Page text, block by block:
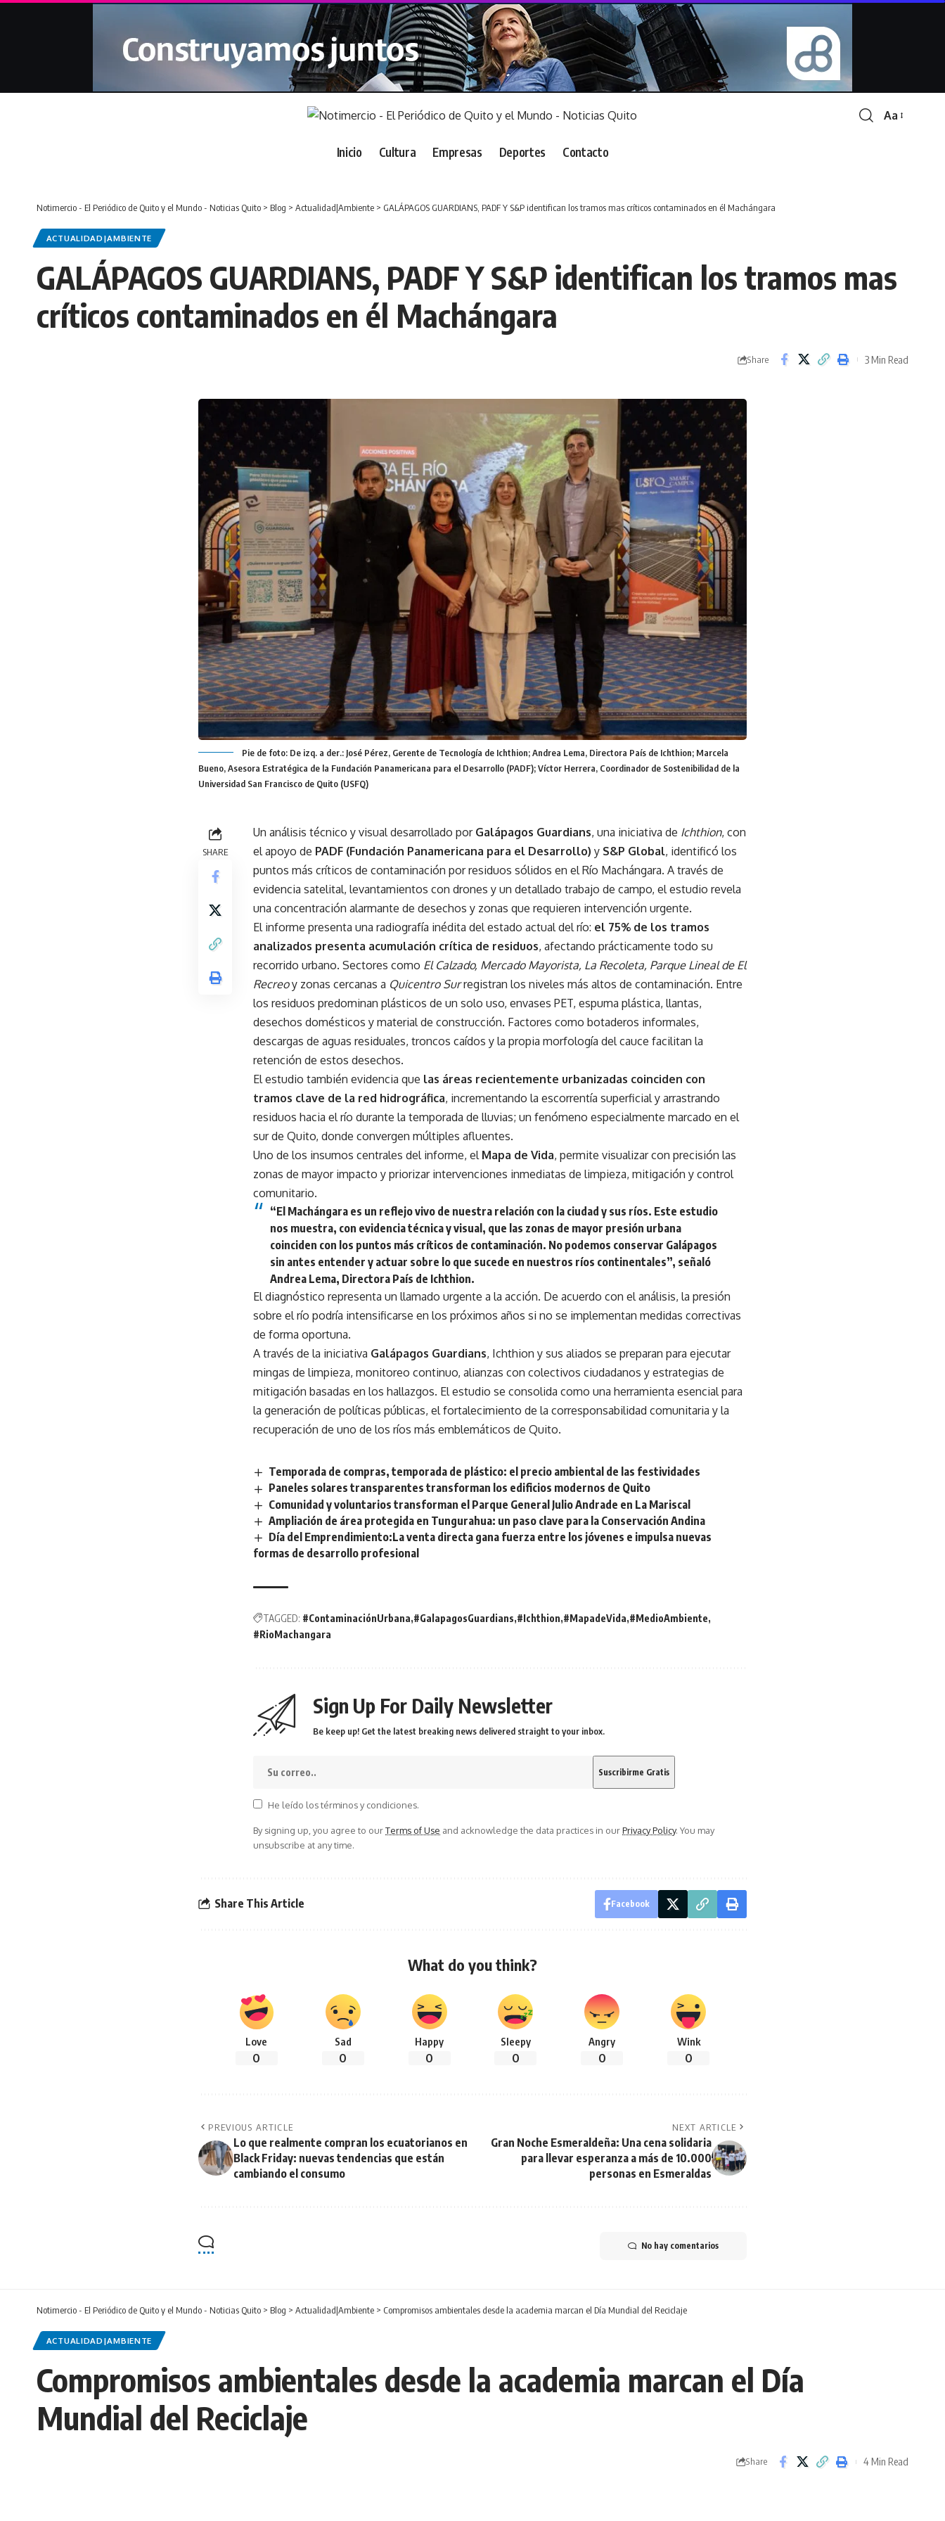
Font
Aa
Inicio Cultura Empresas Deportes Contacto
Notimercio - El Periódico de Quito y el Mundo - Noticias Quito > Blog > Actualidad|Ambiente > GALÁPAGOS GUARDIANS, PADF Y S&P identifican los tramos mas críticos contaminados en él Machángara
ACTUALIDAD|AMBIENTE
GALÁPAGOS GUARDIANS, PADF Y S&P identifican los tramos mas
críticos contaminados en él Machángara
Share 3 Min Read
Pie de foto: De izq. a der.: José Pérez, Gerente de Tecnología de Ichthion; Andrea Lema, Directora País de Ichthion; Marcela
Bueno, Asesora Estratégica de la Fundación Panamericana para el Desarrollo (PADF); Víctor Herrera, Coordinador de Sostenibilidad de la
Universidad San Francisco de Quito (USFQ)
SHARE
Un análisis técnico y visual desarrollado por Galápagos Guardians, una iniciativa de Ichthion, con
el apoyo de PADF (Fundación Panamericana para el Desarrollo) y S&P Global, identificó los
puntos más críticos de contaminación por residuos sólidos en el Río Machángara. A través de
evidencia satelital, levantamientos con drones y un detallado trabajo de campo, el estudio revela
una concentración alarmante de desechos y zonas que requieren intervención urgente.
El informe presenta una radiografía inédita del estado actual del río: el 75% de los tramos
analizados presenta acumulación crítica de residuos, afectando prácticamente todo su
recorrido urbano. Sectores como El Calzado, Mercado Mayorista, La Recoleta, Parque Lineal de El
Recreoy zonas cercanas a Quicentro Surregistran los niveles más altos de contaminación. Entre
los residuos predominan plásticos de un solo uso, envases PET, espuma plástica, llantas,
desechos domésticos y material de construcción. Factores como botaderos informales,
descargas de aguas residuales, troncos caídos y la propia morfología del cauce facilitan la
retención de estos desechos.
El estudio también evidencia que las áreas recientemente urbanizadas coinciden con
tramos clave de la red hidrográfica, incrementando la escorrentía superficial y arrastrando
residuos hacia el río durante la temporada de lluvias; un fenómeno especialmente marcado en el
sur de Quito, donde convergen múltiples afluentes.
Uno de los insumos centrales del informe, el Mapa de Vida, permite visualizar con precisión las
zonas de mayor impacto y priorizar intervenciones inmediatas de limpieza, mitigación y control
comunitario.
“El Machángara es un reflejo vivo de nuestra relación con la ciudad y sus ríos. Este estudio
nos muestra, con evidencia técnica y visual, que las zonas de mayor presión urbana
coinciden con los puntos más críticos de contaminación. No podemos conservar Galápagos
sin antes entender y actuar sobre lo que sucede en nuestros ríos continentales”, señaló
Andrea Lema, Directora País de Ichthion.
El diagnóstico representa un llamado urgente a la acción. De acuerdo con el análisis, la presión
sobre el río podría intensificarse en los próximos años si no se implementan medidas correctivas
de forma oportuna.
A través de la iniciativa Galápagos Guardians, Ichthion y sus aliados se preparan para ejecutar
mingas de limpieza, monitoreo continuo, alianzas con colectivos ciudadanos y estrategias de
mitigación basadas en los hallazgos. El estudio se consolida como una herramienta esencial para
la generación de políticas públicas, el fortalecimiento de la corresponsabilidad comunitaria y la
recuperación de uno de los ríos más emblemáticos de Quito.
Temporada de compras, temporada de plástico: el precio ambiental de las festividades
Paneles solares transparentes transforman los edificios modernos de Quito
Comunidad y voluntarios transforman el Parque General Julio Andrade en La Mariscal
Ampliación de área protegida en Tungurahua: un paso clave para la Conservación Andina
Día del Emprendimiento:La venta directa gana fuerza entre los jóvenes e impulsa nuevas
formas de desarrollo profesional
TAGGED: #ContaminaciónUrbana #GalapagosGuardians #Ichthion #MapadeVida #MedioAmbiente
#RioMachangara
Sign Up For Daily Newsletter
Be keep up! Get the latest breaking news delivered straight to your inbox.
He leído los términos y condiciones.
By signing up, you agree to ourTerms of Use and acknowledge the data practices in ourPrivacy Policy. You may
unsubscribe at any time.
Share This Article Facebook
What do you think?
Love
0
Sad
0
Happy
0
Sleepy
0
Angry
0
Wink
0
PREVIOUS ARTICLE
Lo que realmente compran los ecuatorianos en
Black Friday: nuevas tendencias que están
cambiando el consumo
NEXT ARTICLE
Gran Noche Esmeraldeña: Una cena solidaria
para llevar esperanza a más de 10.000
personas en Esmeraldas
No hay comentarios
Notimercio - El Periódico de Quito y el Mundo - Noticias Quito > Blog > Actualidad|Ambiente > Compromisos ambientales desde la academia marcan el Día Mundial del Reciclaje
ACTUALIDAD|AMBIENTE
Compromisos ambientales desde la academia marcan el Día
Mundial del Reciclaje
Share 4 Min Read